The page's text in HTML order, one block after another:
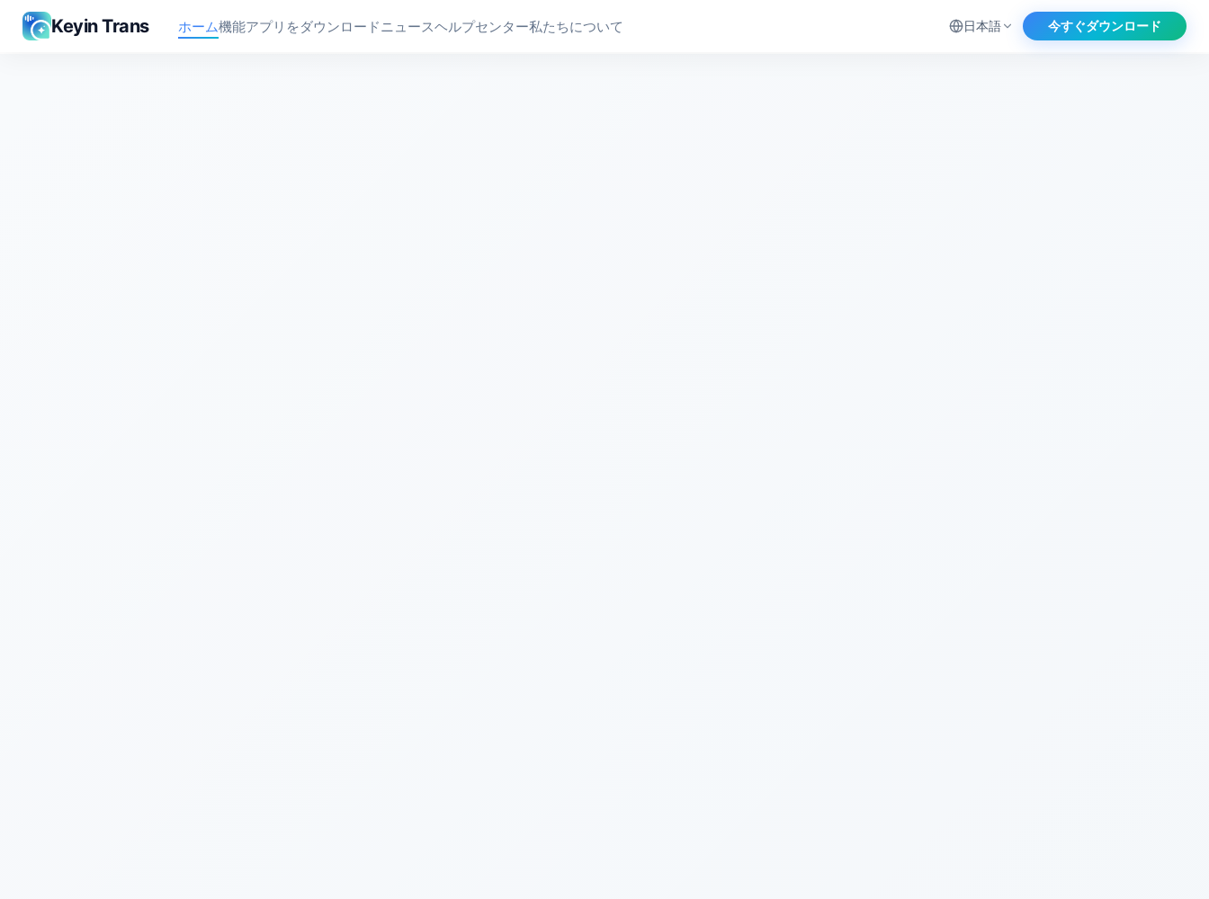
Keyin Trans ホーム機能アプリをダウンロードニュースヘルプセンター私たちについて 日本語 今すぐダウンロード